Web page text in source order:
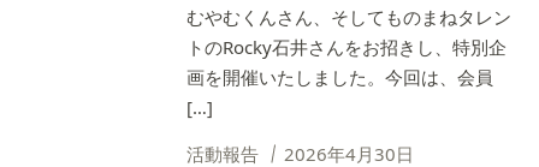
むやむくんさん、そしてものまねタレン
トのRocky石井さんをお招きし、特別企
画を開催いたしました。今回は、会員
[…]
活動報告
2026年4月30日